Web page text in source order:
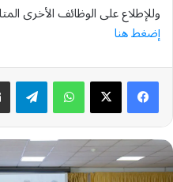
وللإطلاع على الوظائف الأخرى
إضغط هنا
واتساب